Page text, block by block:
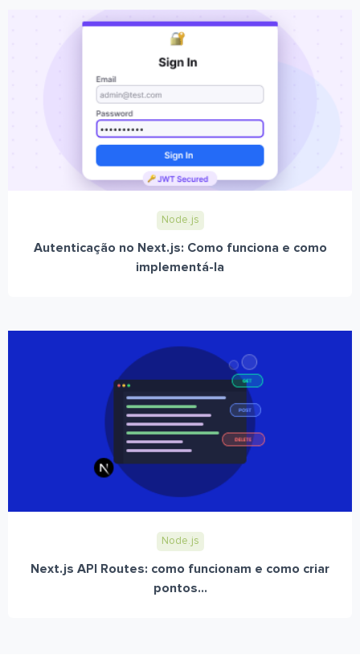
Node.js
Autenticação no Next.js: Como funciona e como
implementá-la
Node.js
Next.js API Routes: como funcionam e como criar
pontos...